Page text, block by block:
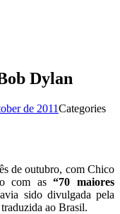
Dylan
de 2011Categories
de outubro, com Chico
com as“70 maiores
sido divulgada pela
ao Brasil.